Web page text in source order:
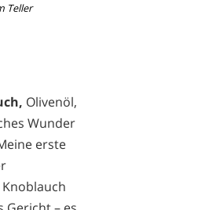
Teller
Olivenöl,
Wunder
erste